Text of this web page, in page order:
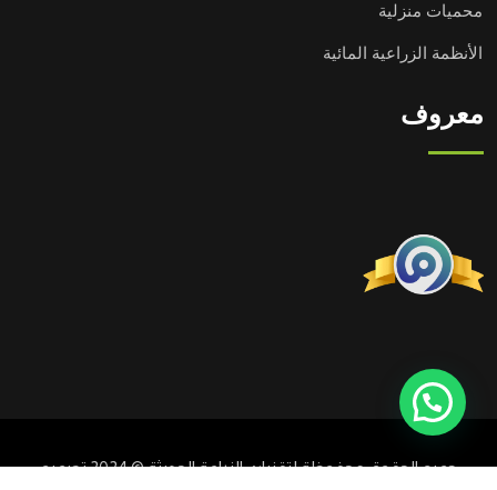
محميات منزلية
الأنظمة الزراعية المائية
معروف
جميع الحقوق محفوظة لتقنيات الزراعة الحديثة © 2024 تصميم